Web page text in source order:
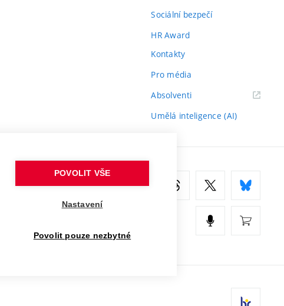
Sociální bezpečí
HR Award
Kontakty
Pro média
Absolventi(externí
Umělá inteligence (AI)
POVOLIT VŠE
Nastavení
Povolit pouze nezbytné